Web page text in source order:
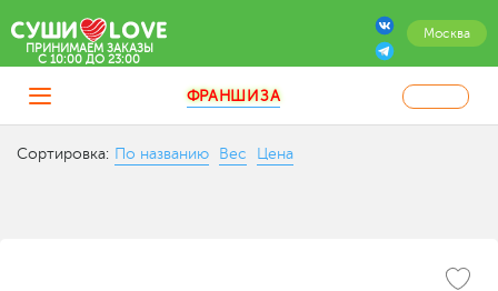
Москва
ПРИНИМАЕМ ЗАКАЗЫ
C 10:00 ДО 23:00
ФРАНШИЗА
Сортировка: По названию Вес Цена